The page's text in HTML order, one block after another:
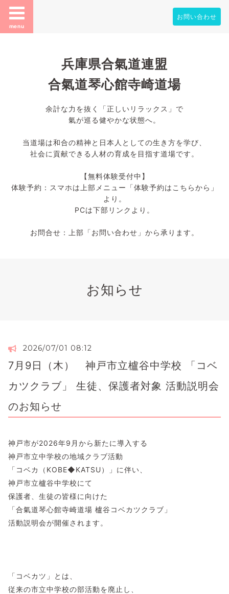
menu
お問い合わせ
兵庫県合氣道連盟
合氣道琴心館寺崎道場
余計な力を抜く「正しいリラックス」で
氣が巡る健やかな状態へ。
当道場は和合の精神と日本人としての生き方を学び、
社会に貢献できる人材の育成を目指す道場です。
【無料体験受付中】
体験予約：スマホは上部メニュー「体験予約はこちらから」
より。
PCは下部リンクより。
お問合せ：上部「お問い合わせ」から承ります。
お知らせ
2026/07/01 08:12
7月9日（木） 神戸市立櫨谷中学校 「コベ
カツクラブ」 生徒、保護者対象 活動説明会
のお知らせ
​神戸市が2026年9月から新たに導入する
神戸市立中学校の地域クラブ活動
「コベカ（KOBE◆KATSU）」に伴い、
神戸市立櫨谷中学校にて
保護者、生徒の皆様に向けた
「合氣道琴心館寺崎道場 櫨谷コベカツクラブ」
活動説明会が開催されます。
「コベカツ」とは、
従来の市立中学校の部活動を廃止し、